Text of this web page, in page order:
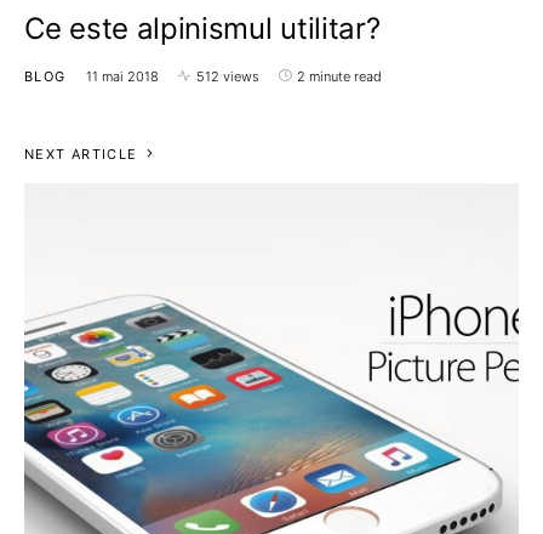
Ce este alpinismul utilitar?
BLOG 11 mai 2018 512 views 2 minute read
NEXT ARTICLE